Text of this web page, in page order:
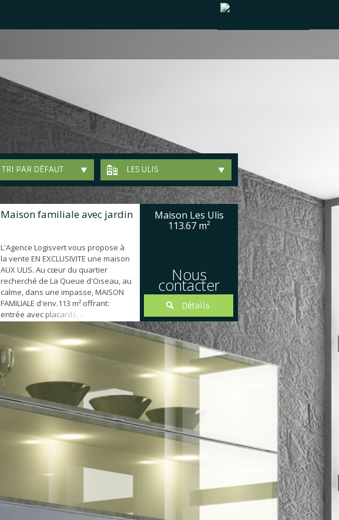
TRI PAR DÉFAUT LES ULIS
Maison familiale avec jardin
L'Agence Logisvert vous propose à
la vente EN EXCLUSIVITE une maison
AUX ULIS. Au cœur du quartier
recherché de La Queue d'Oiseau, au
calme, dans une impasse, MAISON
FAMILIALE d'env.113 m² offrant:
entrée avec placards, cuisine
aménagée avec cellier attenant,
séjour TRAVERSANT AVEC CHEMINEE
ouvert sur TERRASSE ET JARDIN
ARBORE SANS VIS A VIS, une
chambre de plain pied, salle d'eau
avec w...
Maison Les Ulis
113.67 m²
Nous
contacter
Détails